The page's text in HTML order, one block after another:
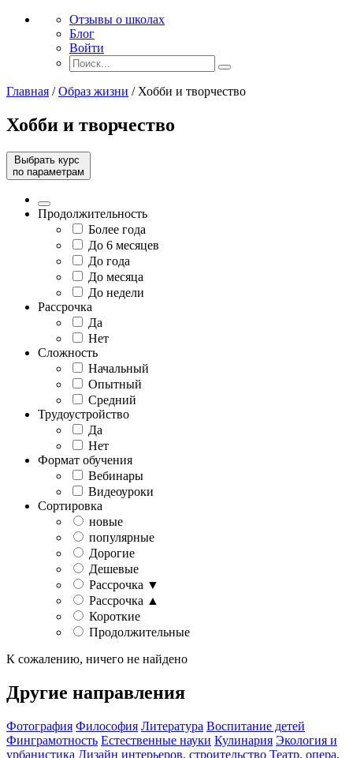
Отзывы о школах
Блог
Войти
Главная /Образ жизни / Хобби и творчество
Хобби и творчество
Выбрать курс
по параметрам
Продолжительность
Более года
До 6 месяцев
До года
До месяца
До недели
Рассрочка
Да
Нет
Сложность
Начальный
Опытный
Средний
Трудоустройство
Да
Нет
Формат обучения
Вебинары
Видеоуроки
Сортировка
новые
популярные
Дорогие
Дешевые
Рассрочка ▼
Рассрочка ▲
Короткие
Продолжительные
К сожалению, ничего не найдено
Другие направления
Фотография Философия Литература Воспитание детей
Финграмотность Естественные науки Кулинария Экология и
урбанистика Дизайн интерьеров, строительство Театр, опера,